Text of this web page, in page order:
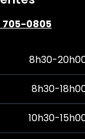
705-0805
8h30-
8h30-
10h30-